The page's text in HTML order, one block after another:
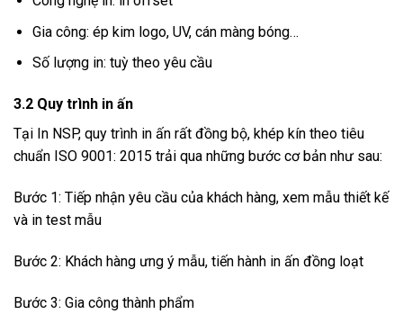
Gia công: ép kim logo, UV, cán màng bóng…
Số lượng in: tuỳ theo yêu cầu
3.2 Quy trình in ấn
Tại In NSP, quy trình in ấn rất đồng bộ, khép kín theo tiêu
chuẩn ISO 9001: 2015 trải qua những bước cơ bản như sau:
Bước 1: Tiếp nhận yêu cầu của khách hàng, xem mẫu thiết kế
và in test mẫu
Bước 2: Khách hàng ưng ý mẫu, tiến hành in ấn đồng loạt
Bước 3: Gia công thành phẩm